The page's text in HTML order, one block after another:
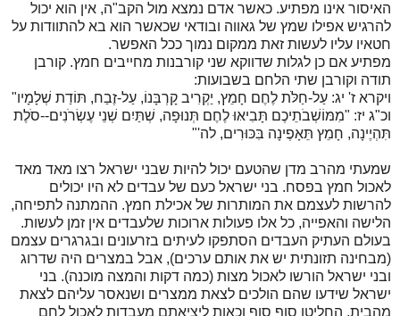
האיסור אינו מפתיע. כאשר אדם נמצא מול הקב"ה, אין הוא יכול
להרגיש אפילו שמץ של גאווה ובודאי שכאשר הוא בא להתוודות על
חטאיו עליו לעשות זאת ממקום נמוך ככל האפשר.
מפתיע אם כן לגלות שדווקא שני קורבנות מחייבים חמץ. קורבן
תודה וקורבן שתי הלחם בשבועות:
ויקרא ז' יג: עַל-חַלֹּת לֶחֶם חָמֵץ, יַקְרִיב קָרְבָּנוֹ, עַל-זֶבַח, תּוֹדַת שְׁלָמָיו"
וכ"ג יז: "מִמּוֹשְׁבֹתֵיכֶם תָּבִיאּוּ לֶחֶם תְּנוּפָה, שְׁתַּיִם שְׁנֵי עֶשְׂרֹנִים--סֹלֶת
תִּהְיֶינָה, חָמֵץ תֵּאָפֶינָה בִּכּוּרִים, לה'"
שמעתי מהרב מדן שהטעם יכול להיות שבני ישראל רצו מאד מאד
לאכול חמץ בפסח. בני ישראל כעם של עבדים לא היו יכולים
להרשות לעצמם את המותרות של אכילת חמץ. ההמתנה לתפיחה,
הלישה והאפייה, כל אלו פעולות ארוכות שלעבדים אין זמן לעשות.
בעולם העתיק העבדים הסתפקו לעיתים בזרעונים ובגרגרים עצמם
(מבחינה תזונתית יש את אותם ערכים), אבל במצרים היה שדרוג
ובני ישראל הורשו לאכול מצות (כמה דקות והמצה מוכנה). בני
ישראל שידעו שהם הולכים לצאת ממצרים ושנאסר עליהם לצאת
מהבית, החליטו סוף סוף וכאות ליציאתם מעבדות לאכול לחם